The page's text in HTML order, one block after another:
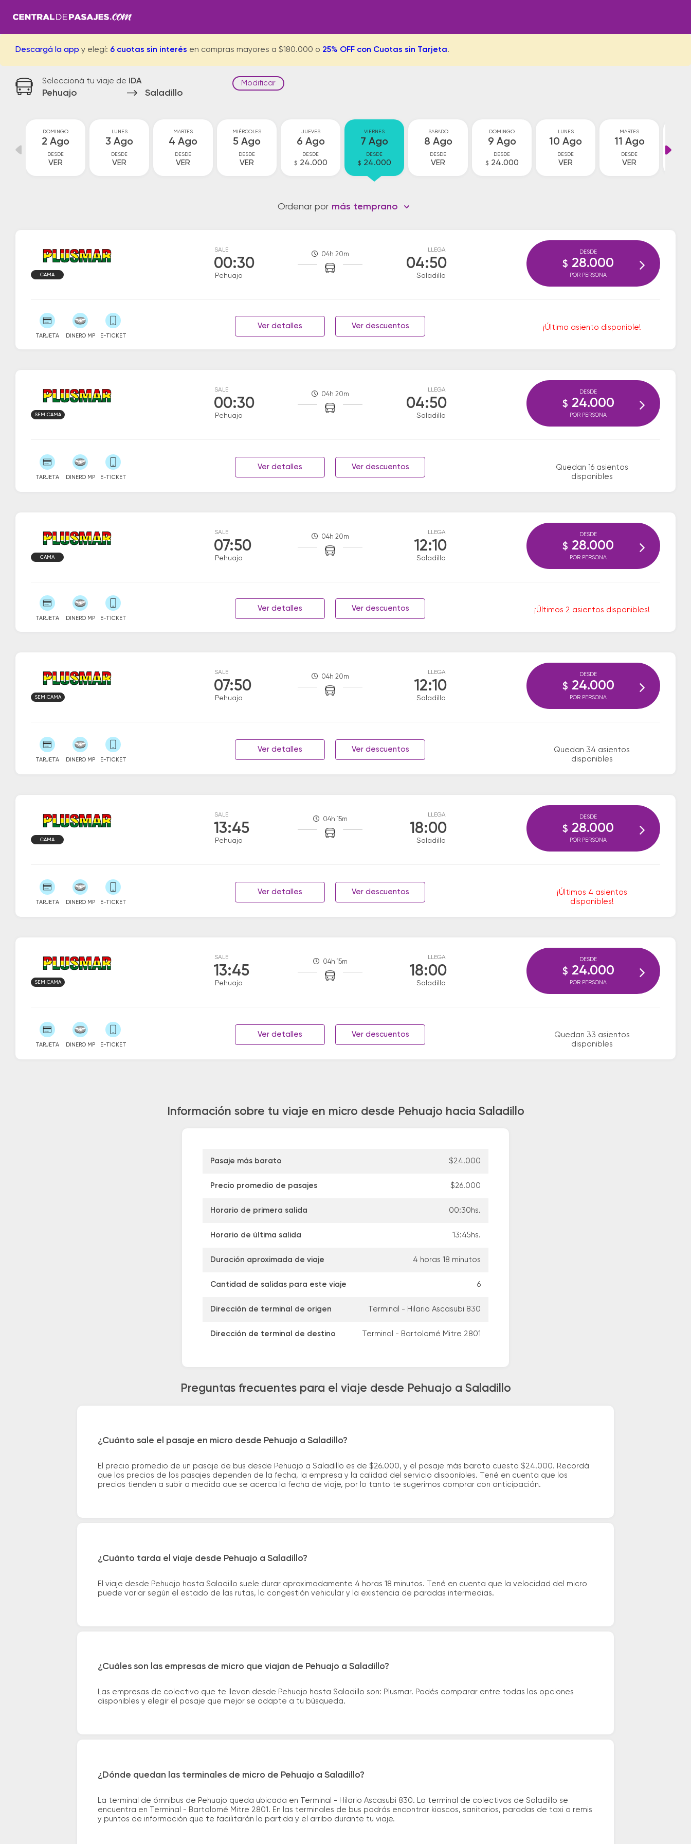
Descargá la app y elegí: 6 cuotas sin interés en compras mayores a $180.000 o 25% OFF con Cuotas sin Tarjeta.
Seleccioná tu viaje de IDA
Pehuajo Saladillo
Modificar
DOMINGO
2 Ago
DESDE
VER
LUNES
3 Ago
DESDE
VER
MARTES
4 Ago
DESDE
VER
MIÉRCOLES
5 Ago
DESDE
VER
JUEVES
6 Ago
DESDE
$ 24.000
VIERNES
7 Ago
DESDE
$ 24.000
SABADO
8 Ago
DESDE
VER
DOMINGO
9 Ago
DESDE
$ 24.000
LUNES
10 Ago
DESDE
VER
MARTES
11 Ago
DESDE
VER
Ordenar por más temprano
SALE
00:30
Pehuajo
04h 20m
LLEGA
04:50
Saladillo
CAMA
TARJETA DINERO MP E-TICKET
Ver detalles Ver descuentos ¡Último asiento disponible!
DESDE
$ 28.000
POR PERSONA
SALE
00:30
Pehuajo
04h 20m
LLEGA
04:50
Saladillo
SEMICAMA
TARJETA DINERO MP E-TICKET
Ver detalles Ver descuentos
Quedan 16 asientos
disponibles
DESDE
$ 24.000
POR PERSONA
SALE
07:50
Pehuajo
04h 20m
LLEGA
12:10
Saladillo
CAMA
TARJETA DINERO MP E-TICKET
Ver detalles Ver descuentos ¡Últimos 2 asientos disponibles!
DESDE
$ 28.000
POR PERSONA
SALE
07:50
Pehuajo
04h 20m
LLEGA
12:10
Saladillo
SEMICAMA
TARJETA DINERO MP E-TICKET
Ver detalles Ver descuentos
Quedan 34 asientos
disponibles
DESDE
$ 24.000
POR PERSONA
SALE
13:45
Pehuajo
04h 15m
LLEGA
18:00
Saladillo
CAMA
TARJETA DINERO MP E-TICKET
Ver detalles Ver descuentos
¡Últimos 4 asientos
disponibles!
DESDE
$ 28.000
POR PERSONA
SALE
13:45
Pehuajo
04h 15m
LLEGA
18:00
Saladillo
SEMICAMA
TARJETA DINERO MP E-TICKET
Ver detalles Ver descuentos
Quedan 33 asientos
disponibles
DESDE
$ 24.000
POR PERSONA
Información sobre tu viaje en micro desde Pehuajo hacia Saladillo
Pasaje más barato $24.000
Precio promedio de pasajes $26.000
Horario de primera salida 00:30hs.
Horario de última salida 13:45hs.
Duración aproximada de viaje 4 horas 18 minutos
Cantidad de salidas para este viaje 6
Dirección de terminal de origen Terminal - Hilario Ascasubi 830
Dirección de terminal de destino Terminal - Bartolomé Mitre 2801
Preguntas frecuentes para el viaje desde Pehuajo a Saladillo
¿Cuánto sale el pasaje en micro desde Pehuajo a Saladillo?
El precio promedio de un pasaje de bus desde Pehuajo a Saladillo es de $26.000, y el pasaje más barato cuesta $24.000. Recordá
que los precios de los pasajes dependen de la fecha, la empresa y la calidad del servicio disponibles. Tené en cuenta que los
precios tienden a subir a medida que se acerca la fecha de viaje, por lo tanto te sugerimos comprar con anticipación.
¿Cuánto tarda el viaje desde Pehuajo a Saladillo?
El viaje desde Pehuajo hasta Saladillo suele durar aproximadamente 4 horas 18 minutos. Tené en cuenta que la velocidad del micro
puede variar según el estado de las rutas, la congestión vehicular y la existencia de paradas intermedias.
¿Cuáles son las empresas de micro que viajan de Pehuajo a Saladillo?
Las empresas de colectivo que te llevan desde Pehuajo hasta Saladillo son: Plusmar. Podés comparar entre todas las opciones
disponibles y elegir el pasaje que mejor se adapte a tu búsqueda.
¿Dónde quedan las terminales de micro de Pehuajo a Saladillo?
La terminal de ómnibus de Pehuajo queda ubicada en Terminal - Hilario Ascasubi 830. La terminal de colectivos de Saladillo se
encuentra en Terminal - Bartolomé Mitre 2801. En las terminales de bus podrás encontrar kioscos, sanitarios, paradas de taxi o remis
y puntos de información que te facilitarán la partida y el arribo durante tu viaje.